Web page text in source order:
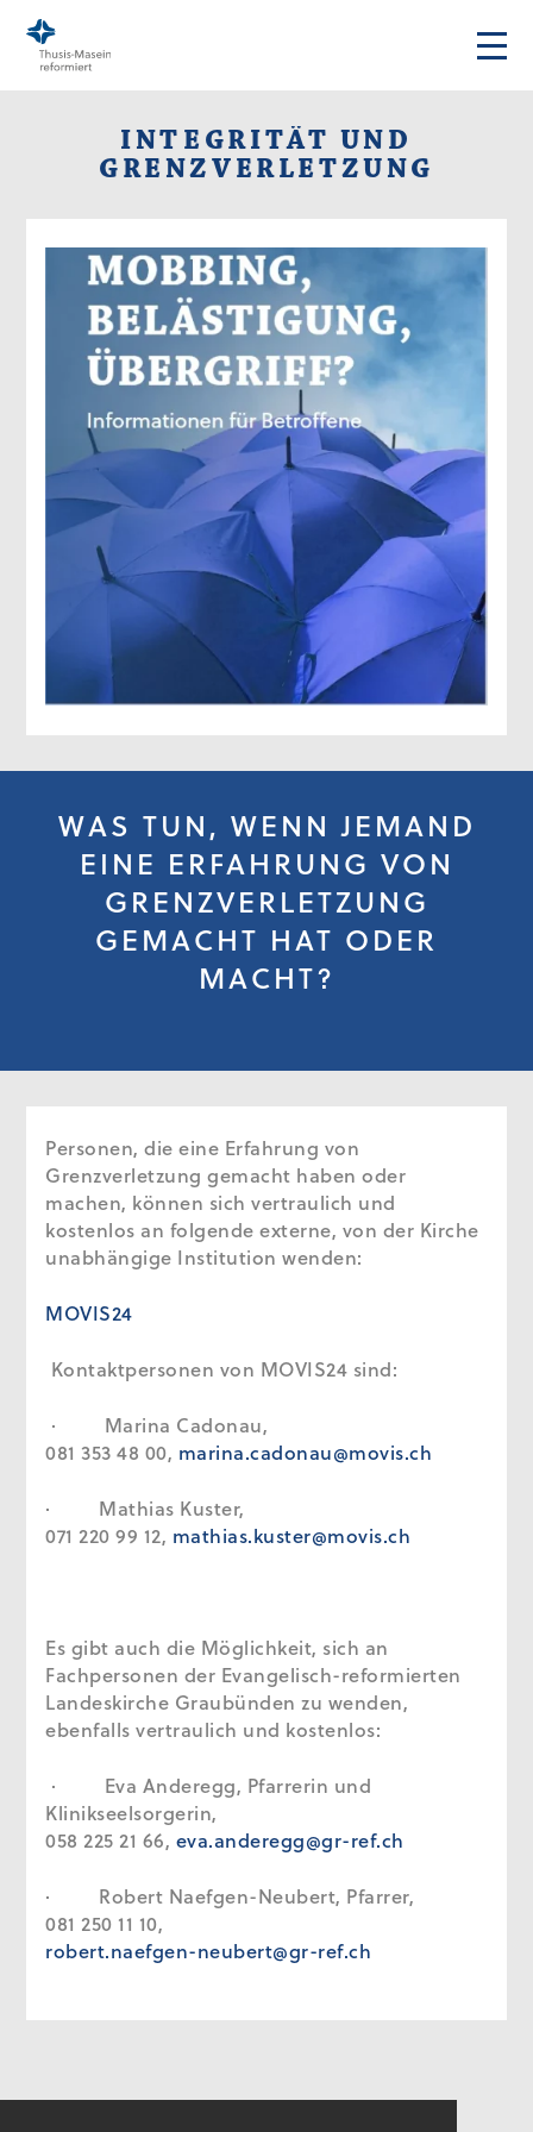
INTEGRITÄT UND
GRENZVERLETZUNG
WAS TUN, WENN JEMAND
EINE ERFAHRUNG VON
GRENZVERLETZUNG
GEMACHT HAT ODER
MACHT?
Personen, die eine Erfahrung von
Grenzverletzung gemacht haben oder
machen, können sich vertraulich und
kostenlos an folgende externe, von der Kirche
unabhängige Institution wenden:
MOVIS24
Kontaktpersonen von MOVIS24 sind:
· Marina Cadonau,
081 353 48 00, marina.cadonau@movis.ch
· Mathias Kuster,
071 220 99 12, mathias.kuster@movis.ch
Es gibt auch die Möglichkeit, sich an
Fachpersonen der Evangelisch-reformierten
Landeskirche Graubünden zu wenden,
ebenfalls vertraulich und kostenlos:
· Eva Anderegg, Pfarrerin und
Klinikseelsorgerin,
058 225 21 66, eva.anderegg@gr-ref.ch
· Robert Naefgen-Neubert, Pfarrer,
081 250 11 10,
robert.naefgen-neubert@gr-ref.ch